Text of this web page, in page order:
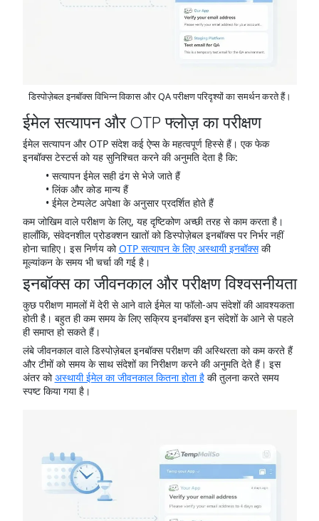
डिस्पोज़ेबल इनबॉक्स विभिन्न विकास और QA परीक्षण परिदृश्यों का समर्थन करते हैं।
ईमेल सत्यापन और OTP फ्लोज़ का परीक्षण
ईमेल सत्यापन और OTP संदेश कई ऐप्स के महत्वपूर्ण हिस्से हैं। एक फेक
इनबॉक्स टेस्टर्स को यह सुनिश्चित करने की अनुमति देता है कि:
सत्यापन ईमेल सही ढंग से भेजे जाते हैं
लिंक और कोड मान्य हैं
ईमेल टेम्पलेट अपेक्षा के अनुसार प्रदर्शित होते हैं
कम जोखिम वाले परीक्षण के लिए, यह दृष्टिकोण अच्छी तरह से काम करता है।
हालाँकि, संवेदनशील प्रोडक्शन खातों को डिस्पोज़ेबल इनबॉक्स पर निर्भर नहीं
होना चाहिए। इस निर्णय कोOTP सत्यापन के लिए अस्थायी इनबॉक्सकी
मूल्यांकन के समय भी चर्चा की गई है।
इनबॉक्स का जीवनकाल और परीक्षण विश्वसनीयता
कुछ परीक्षण मामलों में देरी से आने वाले ईमेल या फॉलो-अप संदेशों की आवश्यकता
होती है। बहुत ही कम समय के लिए सक्रिय इनबॉक्स इन संदेशों के आने से पहले
ही समाप्त हो सकते हैं।
लंबे जीवनकाल वाले डिस्पोज़ेबल इनबॉक्स परीक्षण की अस्थिरता को कम करते हैं
और टीमों को समय के साथ संदेशों का निरीक्षण करने की अनुमति देते हैं। इस
अंतर कोअस्थायी ईमेल का जीवनकाल कितना होता हैकी तुलना करते समय
स्पष्ट किया गया है।